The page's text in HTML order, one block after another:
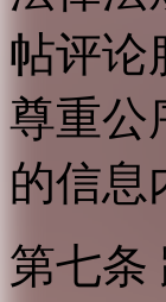
帖评论
尊重公
的信息
第七条